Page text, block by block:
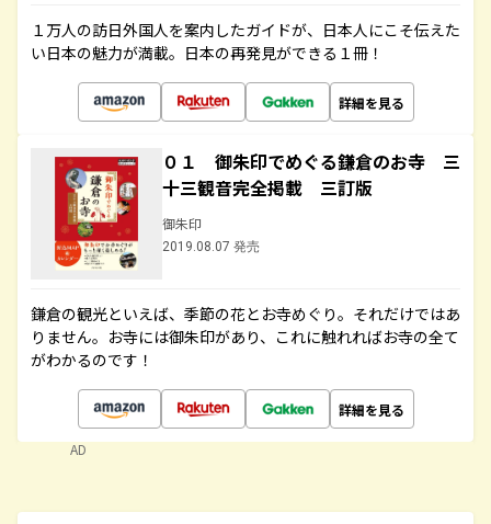
１万人の訪日外国人を案内したガイドが、日本人にこそ伝えた
い日本の魅力が満載。日本の再発見ができる１冊！
詳細を見る
０１ 御朱印でめぐる鎌倉のお寺 三
十三観音完全掲載 三訂版
御朱印
2019.08.07 発売
鎌倉の観光といえば、季節の花とお寺めぐり。それだけではあ
りません。お寺には御朱印があり、これに触れればお寺の全て
がわかるのです！
詳細を見る
AD